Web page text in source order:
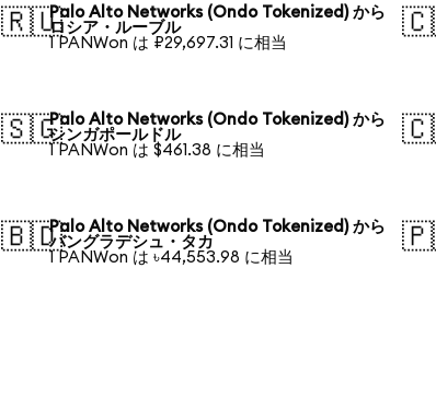
🇷🇺Palo Alto Networks (Ondo Tokenized) から
ロシア・ルーブル
1 PANWon は ₽29,697.31 に相当
🇸🇬Palo Alto Networks (Ondo Tokenized) から
シンガポールドル
1 PANWon は $461.38 に相当
🇧🇩Palo Alto Networks (Ondo Tokenized) から
バングラデシュ・タカ
1 PANWon は ৳44,553.98 に相当